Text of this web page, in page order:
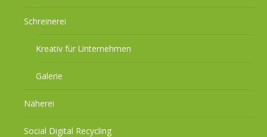
Schreinerei
Kreativ für Unternehmen
Galerie
Näherei
Social Digital Recycling